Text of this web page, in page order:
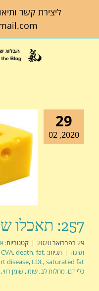
ליצירת קשר
29
2020, 02
257: תאכלו שומן, הכל בסדר
29 בפברואר 2020 | קטגוריות:
תזונה | תגיות: CVA,death,fat,
disease, LDL,saturated fat
כלי דם, מחלות לב, שומן, שומן רווי,